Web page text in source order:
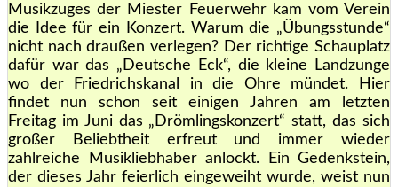
Musikzuges der Miester Feuerwehr kam vom Verein
die Idee für ein Konzert. Warum die „Übungsstunde“
nicht nach draußen verlegen? Der richtige Schauplatz
dafür war das „Deutsche Eck“, die kleine Landzunge
wo der Friedrichskanal in die Ohre mündet. Hier
findet nun schon seit einigen Jahren am letzten
Freitag im Juni das „Drömlingskonzert“ statt, das sich
großer Beliebtheit erfreut und immer wieder
zahlreiche Musikliebhaber anlockt. Ein Gedenkstein,
der dieses Jahr feierlich eingeweiht wurde, weist nun